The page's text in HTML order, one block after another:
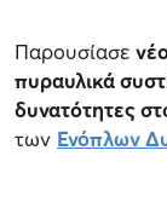
Παρουσίασε
πυραυλικά
δυνατότητες
των Ενόπλων